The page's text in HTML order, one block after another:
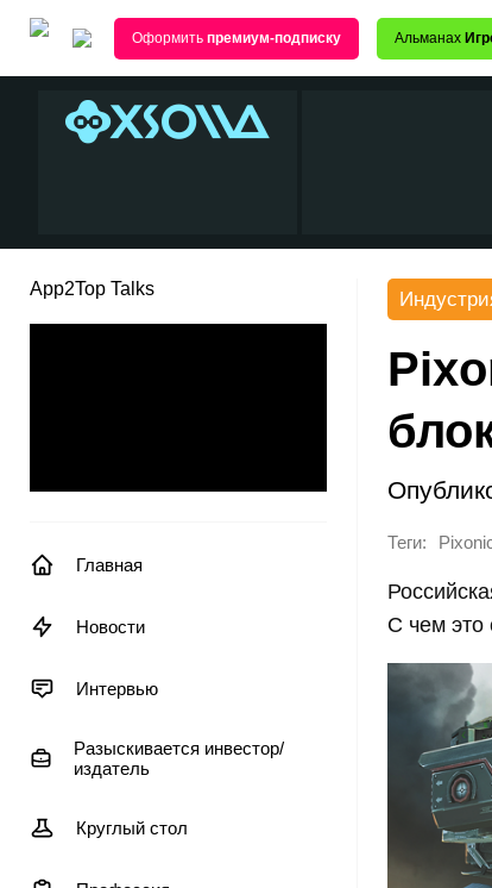
Оформить премиум-подписку Альманах
App2Top Talks
Главная
Новости
Интервью
Разыскивается инвестор/
издатель
Круглый стол
Теги:
С чем это